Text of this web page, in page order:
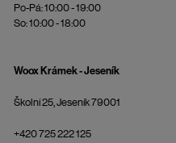
Po-Pá: 10:00 - 19:00
So: 10:00 - 18:00
Woox Krámek - Jeseník
Školní 25, Jeseník 79001
+420 725 222 125